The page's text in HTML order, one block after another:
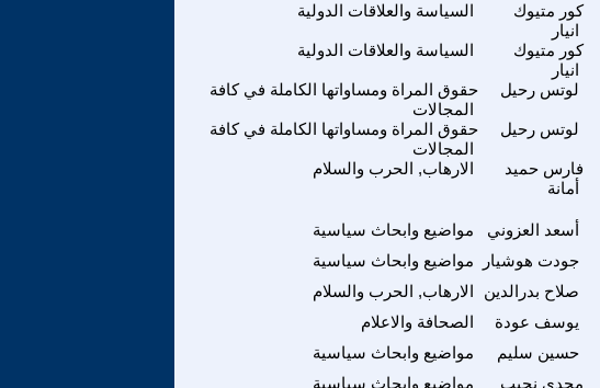
السياسة والعلاقات الدولية
كور متيوك
انيار
السياسة والعلاقات الدولية
كور متيوك
انيار
حقوق المراة ومساواتها الكاملة في كافة
المجالات
لوتس رحيل
حقوق المراة ومساواتها الكاملة في كافة
المجالات
لوتس رحيل
الارهاب, الحرب والسلام
فارس حميد
أمانة
مواضيع وابحاث سياسية أسعد العزوني
مواضيع وابحاث سياسية
جودت هوشيار
الارهاب, الحرب والسلام
صلاح بدرالدين
الصحافة والاعلام
يوسف عودة
مواضيع وابحاث سياسية
حسين سليم
مواضيع وابحاث سياسية
مجدى نجيب